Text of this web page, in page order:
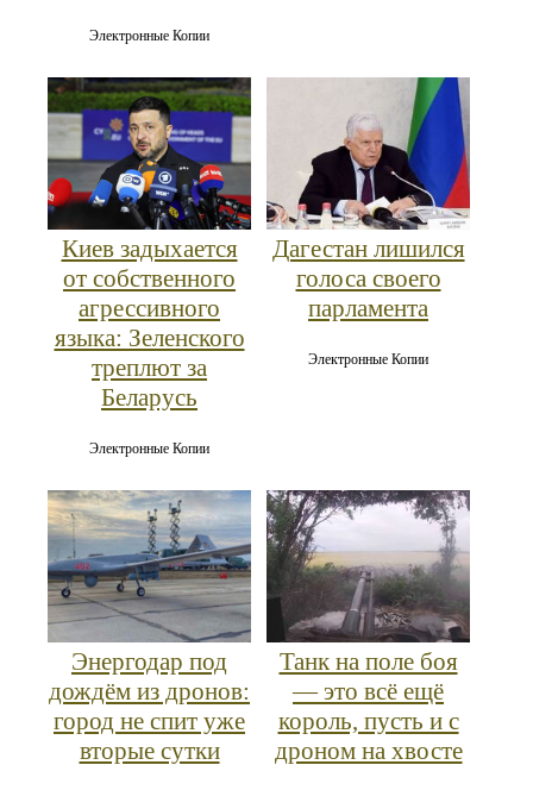
Электронные Копии
Киев задыхается
от собственного
агрессивного
языка: Зеленского
треплют за
Беларусь
Электронные Копии
Дагестан лишился
голоса своего
парламента
Электронные Копии
Энергодар под
дождём из дронов:
город не спит уже
вторые сутки
Танк на поле боя
— это всё ещё
король, пусть и с
дроном на хвосте